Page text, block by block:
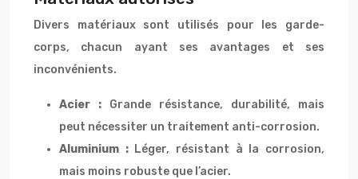
Divers matériaux sont utilisés pour les garde-
corps, chacun ayant ses avantages et ses
inconvénients.
Acier : Grande résistance, durabilité, mais
peut nécessiter un traitement anti-corrosion.
Aluminium : Léger, résistant à la corrosion,
mais moins robuste que l’acier.